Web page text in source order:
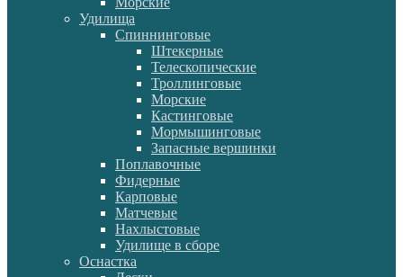
Удилища
Спиннинговые
Штекерные
Телескопические
Троллинговые
Морские
Кастинговые
Мормышинговые
Запасные вершинки
Поплавочные
Фидерные
Карповые
Матчевые
Нахлыстовые
Удилище в сборе
Оснастка